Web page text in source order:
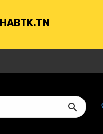
250DT D'ACHATS
